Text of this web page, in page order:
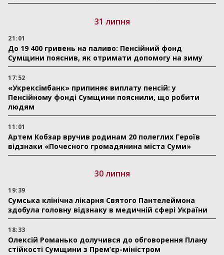
31 липня
21:01
До 19 400 гривень на паливо: Пенсійний фонд
Сумщини пояснив, як отримати допомогу на зиму
17:52
«Укрексімбанк» припиняє виплату пенсій: у
Пенсійному фонді Сумщини пояснили, що робити
людям
11:01
Артем Кобзар вручив родинам 20 полеглих Героїв
відзнаки «Почесного громадянина міста Суми»
30 липня
19:39
Сумська клінічна лікарня Святого Пантелеймона
здобула головну відзнаку в медичній сфері України
18:33
Олексій Романько долучився до обговорення Плану
стійкості Сумщини з Прем’єр-міністром